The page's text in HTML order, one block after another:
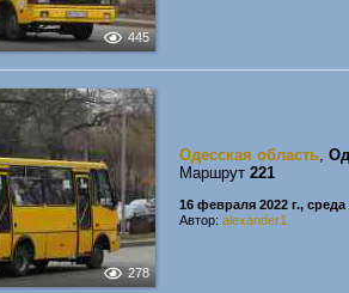
445
278
Одесская область,
Маршрут 221
16 февраля 2022 г., среда
Автор: alexander1